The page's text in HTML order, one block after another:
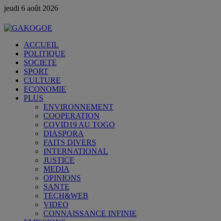
jeudi 6 août 2026
ACCUEIL
POLITIQUE
SOCIETE
SPORT
CULTURE
ECONOMIE
PLUS
ENVIRONNEMENT
COOPERATION
COVID19 AU TOGO
DIASPORA
FAITS DIVERS
INTERNATIONAL
JUSTICE
MEDIA
OPINIONS
SANTE
TECH&WEB
VIDEO
CONNAISSANCE INFINIE